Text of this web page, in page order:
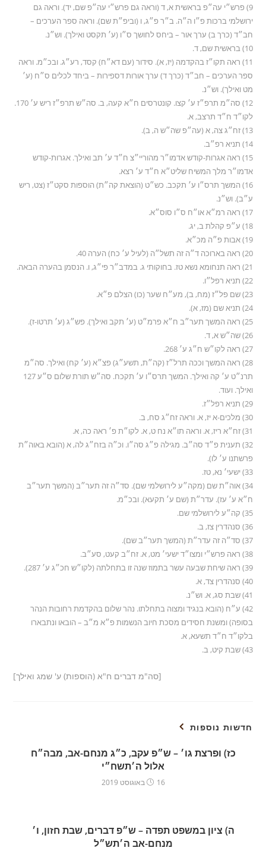
9) פרש״י עה״פ בראשית א, ד (וראה גם פרש״י עה״פ שם, יד). וראה גם
ירושלמי ברכות פ״ו ה״ה. ב״ר פ״ג, ו (וביפ״ת שם). וראה ספר הערכים –
חב״ד (כרך ב) ערך אור – ביחס לחושך ס״ו (ע׳ תקסט ואילך). וש״נ.
10) בראשית שם, ד.
11) ראה תקו״ז בהקדמה (יז, א). סידור (עם דא״ח) קסד, רע״ג. ובכ״מ. וראה
ספר הערכים – חב״ד (כרך ד) ערך אורות דספירות – ביחד לכלים ס״ח (ע׳
מט ואילך). וש״נ.
12) סה״מ תרפ״ז ע׳ קצו. קונטרסים ח״א קעה, ב. סה״ש תרפ״ז ריש ע׳ 170.
לקו״ד ח״ד תרצב, א.
13) זח״ג צה, א (עה״פ שה״ש ה, ב).
14) תניא רפ״ב.
15) ראה אגרות-קודש אדמו״ר מהוריי״צ ח״ד ע׳ תב ואילך. אגרות-קודש
אדמו״ר מלך המשיח שליט״א ח״ד ע׳ רצא.
16) המשך תרס״ו ע׳ תקכב. כש״ט (הוצאת קה״ת) הוספות סקט״ז (צט, ריש
ע״ב). וש״נ.
17) ראה רמ״א או״ח ס״ו סוס״א.
18) ע״פ קהלת ב, יג.
19) אבות פ״ה מכ״א.
20) ראה בארוכה ד״ה זה תשל״ה (לעיל ע׳ כח) הערה 40.
21) ראה תנחומא נשא טז. בחוקותי ג. במדב״ר פי״ג, ו. הנסמן בהערה הבאה.
22) תניא רפל״ו.
23) שם פל״ז (מח, ב), מע״ח שער (כו) הצלם פ״א.
24) תניא שם (מז, א).
25) ראה המשך תער״ב ח״א פרמ״ט (ע׳ תקב ואילך). פש״ג (ע׳ תרטו-ז).
26) שה״ש א, ד.
27) ראה לקו״ש ח״ג ע׳ 268.
28) ראה המשך וככה תרל״ז (קה״ת, תשע״ג) פצ״א (ע׳ קח) ואילך. סה״מ
תרנ״ט ע׳ קה ואילך. המשך תרס״ו ע׳ תקכח. סה״ש תורת שלום ס״ע 127
ואילך. ועוד.
29) תניא רפל״ז.
30) מלכים-א יז, א. וראה זח״ג סח, ב.
31) זח״א ריז, א. וראה תו״א נח ט, א. לקו״ת פ׳ ראה כה, א.
32) תענית פ״ד סה״ב. מגילה פ״ג סה״ו. וכ״ה בזח״ג לה, א (הובא באוה״ת
פרשתנו ע׳ לו).
33) ישעי׳ נא, טז.
34) אוה״ת שם (מקה״ע לירושלמי שם). סד״ה זה תער״ב (המשך תער״ב
ח״א ע׳ עז). עדר״ת (שם ע׳ תקעא). ובכ״מ.
35) קה״ע לירושלמי שם.
36) סנהדרין צז, ב.
37) סד״ה זה עדר״ת (המשך תער״ב שם).
38) ראה פרש״י ומצו״ד ישעי׳ מט, א. זח״ב קעט, סע״ב.
39) ראה שיחת שבעה עשר בתמוז שנה זו בתחלתה (לקו״ש חכ״ג ע׳ 287).
40) סנהדרין צד, א.
41) שבת סג, א. וש״נ.
42) ע״ח (הובא בנגיד ומצוה בתחלתו. נהר שלום בהקדמת רחובות הנהר
בסופה) ומשנת חסידים מסכת חיוב הנשמות פ״א מ״ב – הובאו ונתבארו
בלקו״ד ח״ד תשעא, א.
43) שבת קיט, ב.
[סה"מ דברים ח"א (הוספות) ע' שמג ואילך]
חדשות נוספות
כז) ופרצת גו׳ – ש״פ עקב, כ״ג מנחם-אב, מבה״ח
אלול ה׳תשח״י
16 באוגוסט 2019
ה) ציון במשפט תפדה – ש״פ דברים, שבת חזון, ו׳
מנחם-אב ה׳תש״ל